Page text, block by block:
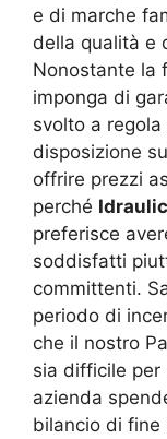
e di marche
della qualità e
Nonostante la
imponga di
svolto a regola
disposizione
offrire prezzi
perché
preferisce
soddisfatti
committenti.
periodo di
che il nostro
sia difficile per
azienda
bilancio di fine